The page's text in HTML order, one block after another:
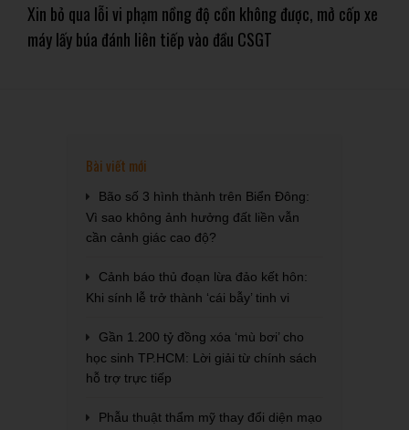
Xin bỏ qua lỗi vi phạm nồng độ cồn không được, mở cốp xe
máy lấy búa đánh liên tiếp vào đầu CSGT
Bài viết mới
Bão số 3 hình thành trên Biển Đông:
Vì sao không ảnh hưởng đất liền vẫn
cần cảnh giác cao độ?
Cảnh báo thủ đoạn lừa đảo kết hôn:
Khi sính lễ trở thành ‘cái bẫy’ tinh vi
Gần 1.200 tỷ đồng xóa ‘mù bơi’ cho
học sinh TP.HCM: Lời giải từ chính sách
hỗ trợ trực tiếp
Phẫu thuật thẩm mỹ thay đổi diện mạo